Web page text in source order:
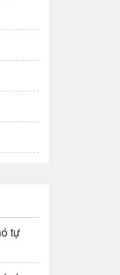
tự